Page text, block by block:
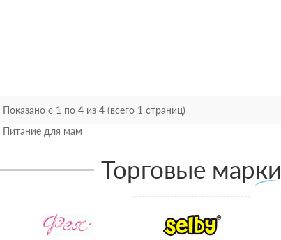
Показано с 1 по 4 из 4 (всего 1 страниц)
Питание для мам
Торговые марки